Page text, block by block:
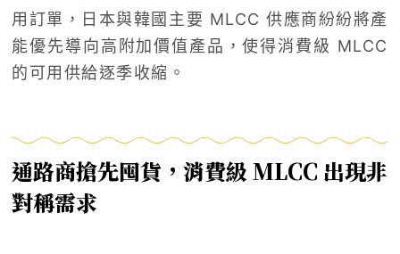
用訂單，日本與韓國主要 MLCC 供應商紛紛將產
能優先導向高附加價值產品，使得消費級 MLCC
的可用供給逐季收縮。
通路商搶先囤貨，消費級 MLCC 出現非
對稱需求